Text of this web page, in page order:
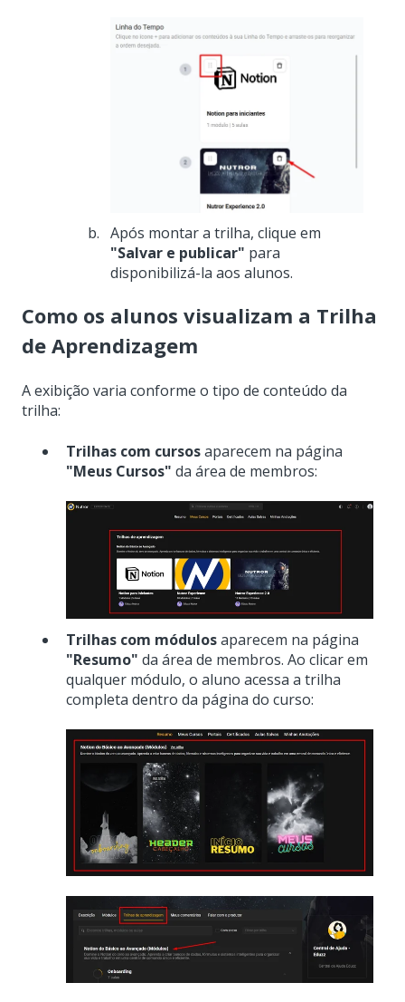
Após montar a trilha, clique em
"Salvar e publicar" para
disponibilizá-la aos alunos.
Como os alunos visualizam a Trilha
de Aprendizagem
A exibição varia conforme o tipo de conteúdo da
trilha:
Trilhas com cursosaparecem na página
"Meus Cursos" da área de membros:
Trilhas com módulosaparecem na página
"Resumo" da área de membros. Ao clicar em
qualquer módulo, o aluno acessa a trilha
completa dentro da página do curso: